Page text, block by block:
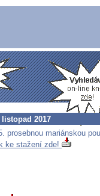
2017
prosebnou mariánskou
ke stažení zde!